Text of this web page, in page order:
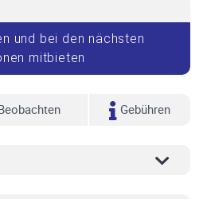
und bei den nächsten
mitbieten
Gebühren